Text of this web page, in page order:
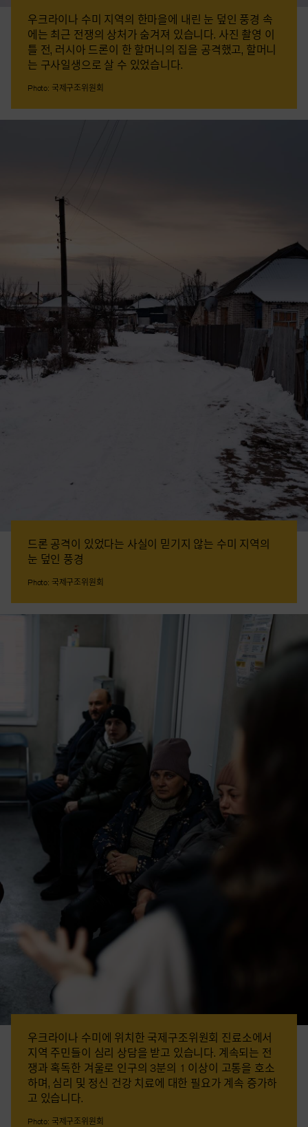
우크라이나 수미 지역의 한마을에 내린 눈 덮인 풍경 속
에는 최근 전쟁의 상처가 숨겨져 있습니다. 사진 촬영 이
틀 전, 러시아 드론이 한 할머니의 집을 공격했고, 할머니
는 구사일생으로 살 수 있었습니다.
Photo: 국제구조위원회
드론 공격이 있었다는 사실이 믿기지 않는 수미 지역의
눈 덮인 풍경
Photo: 국제구조위원회
우크라이나 수미에 위치한 국제구조위원회 진료소에서
지역 주민들이 심리 상담을 받고 있습니다. 계속되는 전
쟁과 혹독한 겨울로 인구의 3분의 1 이상이 고통을 호소
하며, 심리 및 정신 건강 치료에 대한 필요가 계속 증가하
고 있습니다.
Photo: 국제구조위원회